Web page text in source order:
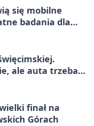
się mobilne
badania dla
ale auta trzeba
finał na
Górach